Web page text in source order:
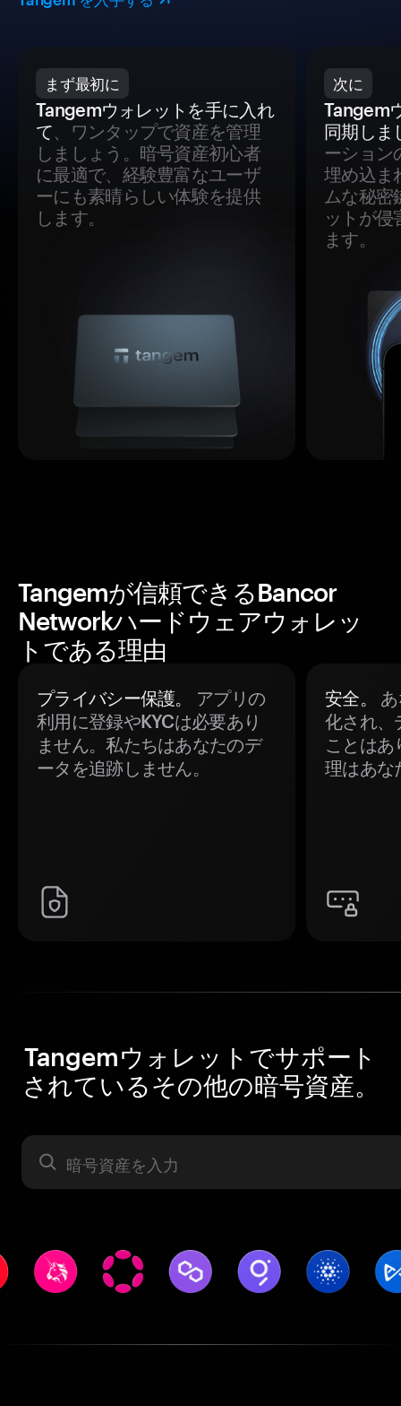
まず最初に
Tangemウォレットを手に入れ
て、ワンタップで資産を管理
しましょう。暗号資産初心者
に最適で、経験豊富なユーザ
ーにも素晴らしい体験を提供
します。
次に
Tangem
同期しま
ーション
埋め込ま
ムな秘密
ットが侵
ます。
Tangemが信頼できるBancor
Networkハードウェアウォレッ
トである理由
プライバシー保護。
アプリの
利用に登録やKYCは必要あり
ません。私たちはあなたのデ
ータを追跡しません。
安全。
化され、
ことはあ
理はあな
Tangemウォレットでサポート
されているその他の暗号資産。
暗号資産